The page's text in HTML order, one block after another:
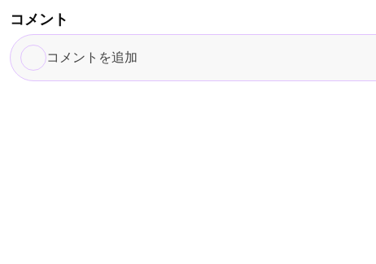
コメント
コ
メ